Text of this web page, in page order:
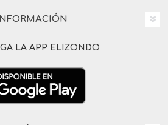
INFORMACIÓN
LA APP ELIZONDO